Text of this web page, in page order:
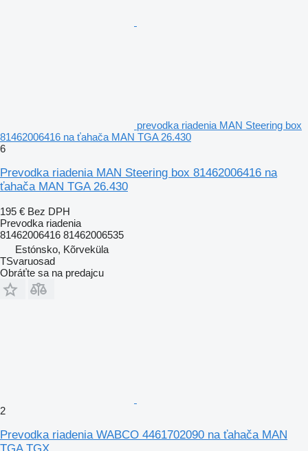
prevodka riadenia MAN Steering box
81462006416 na ťahača MAN TGA 26.430
6
Prevodka riadenia MAN Steering box 81462006416 na
ťahača MAN TGA 26.430
195 € Bez DPH
Prevodka riadenia
81462006416 81462006535
Estónsko, Kõrveküla
TSvaruosad
Obráťte sa na predajcu
2
Prevodka riadenia WABCO 4461702090 na ťahača MAN